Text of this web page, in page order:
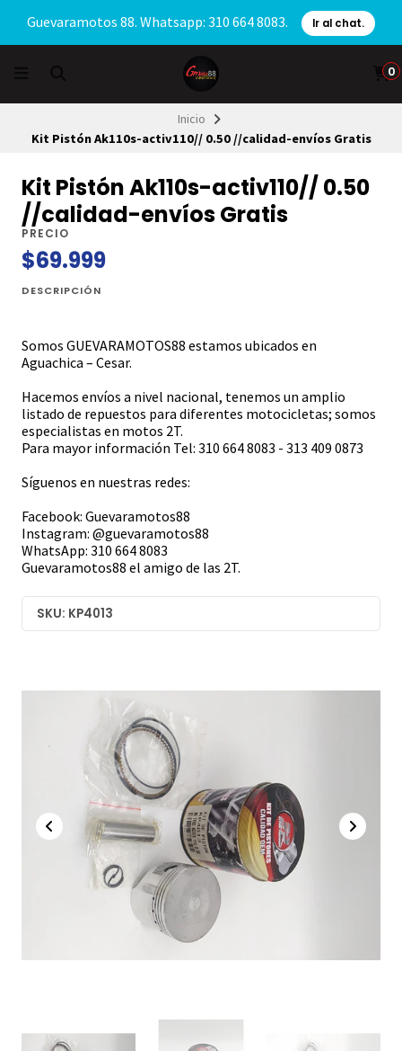
Guevaramotos 88. Whatsapp: 310 664 8083. Ir al chat.
0
Inicio
Kit Pistón Ak110s-activ110// 0.50 //calidad-envíos Gratis
Kit Pistón Ak110s-activ110// 0.50
//calidad-envíos Gratis
PRECIO
$69.999
DESCRIPCIÓN
Somos GUEVARAMOTOS88 estamos ubicados en
Aguachica – Cesar.
Hacemos envíos a nivel nacional, tenemos un amplio
listado de repuestos para diferentes motocicletas; somos
especialistas en motos 2T.
Para mayor información Tel: 310 664 8083 - 313 409 0873
Síguenos en nuestras redes:
Facebook: Guevaramotos88
Instagram: @guevaramotos88
WhatsApp: 310 664 8083
Guevaramotos88 el amigo de las 2T.
SKU: KP4013